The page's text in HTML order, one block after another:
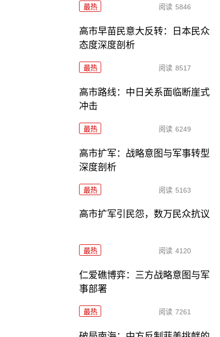
最热 阅读 5846
高市早苗民意大反转：日本民众
态度深度剖析
最热 阅读 8517
高市路线：中日关系面临断崖式
冲击
最热 阅读 6249
高市扩军：战略意图与军事转型
深度剖析
最热 阅读 5163
高市扩军引民怨，数万民众抗议
最热 阅读 4120
仁爱礁博弈：三方战略意图与军
事部署
最热 阅读 7261